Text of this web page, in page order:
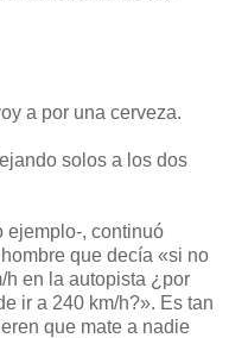
a por una cerveza.
solos a los dos
ejemplo-, continuó
que decía «si no
h en la autopista ¿por
ir a 240 km/h?». Es tan
que mate a nadie